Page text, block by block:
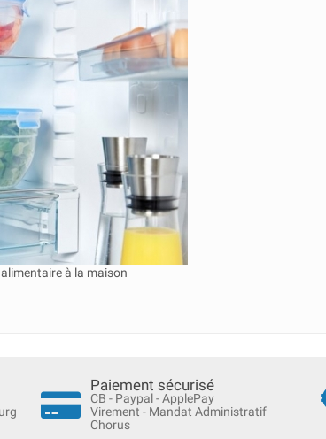
à la maison
Paiement sécurisé
CB - Paypal - ApplePay
Virement - Mandat Administratif
Chorus